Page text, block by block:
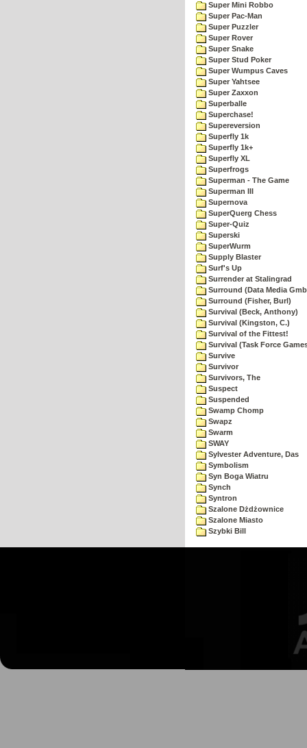
Super Mini Robbo
Super Pac-Man
Super Puzzler
Super Rover
Super Snake
Super Stud Poker
Super Wumpus Caves
Super Yahtsee
Super Zaxxon
Superballe
Superchase!
Supereversion
Superfly 1k
Superfly 1k+
Superfly XL
Superfrogs
Superman - The Game
Superman III
Supernova
SuperQuerg Chess
Super-Quiz
Superski
SuperWurm
Supply Blaster
Surf's Up
Surrender at Stalingrad
Surround (Data Media
Surround (Fisher, Burl)
Survival (Beck, Anthony)
Survival (Kingston, C.)
Survival of the Fittest!
Survival (Task Force
Survive
Survivor
Survivors, The
Suspect
Suspended
Swamp Chomp
Swapz
Swarm
SWAY
Sylvester Adventure, Das
Symbolism
Syn Boga Wiatru
Synch
Syntron
Szalone Dżdżownice
Szalone Miasto
Szybki Bill